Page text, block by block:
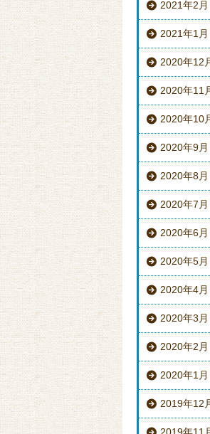
2021年2月
2021年1月
2020年12
2020年11
2020年10
2020年9月
2020年8月
2020年7月
2020年6月
2020年5月
2020年4月
2020年3月
2020年2月
2020年1月
2019年12